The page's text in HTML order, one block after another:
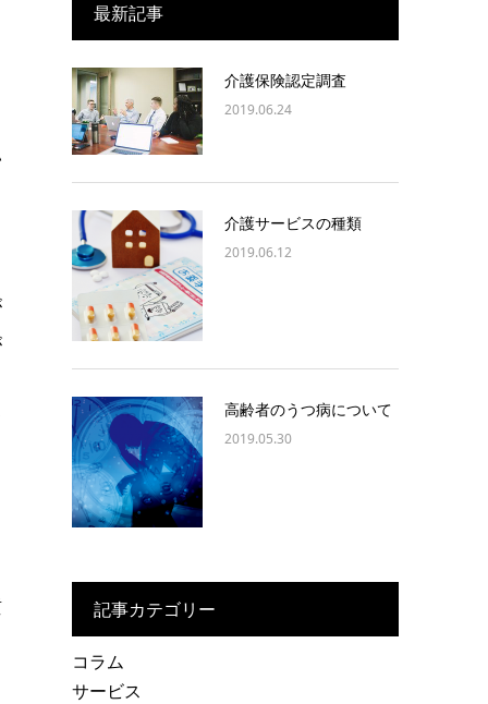
最新記事
介護保険認定調査
2019.06.24
介護サービスの種類
2019.06.12
高齢者のうつ病について
2019.05.30
記事カテゴリー
コラム
サービス